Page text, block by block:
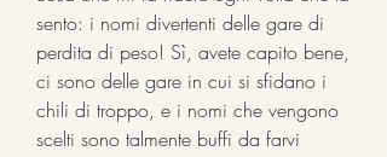
sento: i nomi divertenti delle gare di
perdita di peso! Sì, avete capito bene,
ci sono delle gare in cui si sfidano i
chili di troppo, e i nomi che vengono
scelti sono talmente buffi da farvi